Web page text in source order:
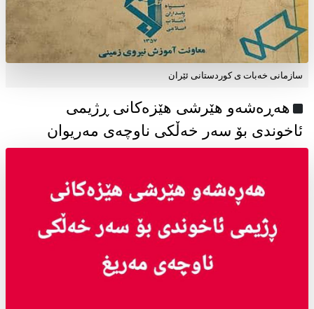
سازمانی خەبات ی كوردستانی ئێران
هەڕەشەو هێرشی هێزەکانی ڕژیمی
ئاخوندی بۆ سەر خەڵکی ناوچەی مەریوان